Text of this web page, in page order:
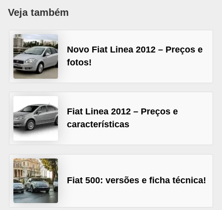
Veja também
Novo Fiat Linea 2012 – Preços e
fotos!
Fiat Linea 2012 – Preços e
características
Fiat 500: versões e ficha técnica!
n
i
s
A
u
t
o
m
v
e
i